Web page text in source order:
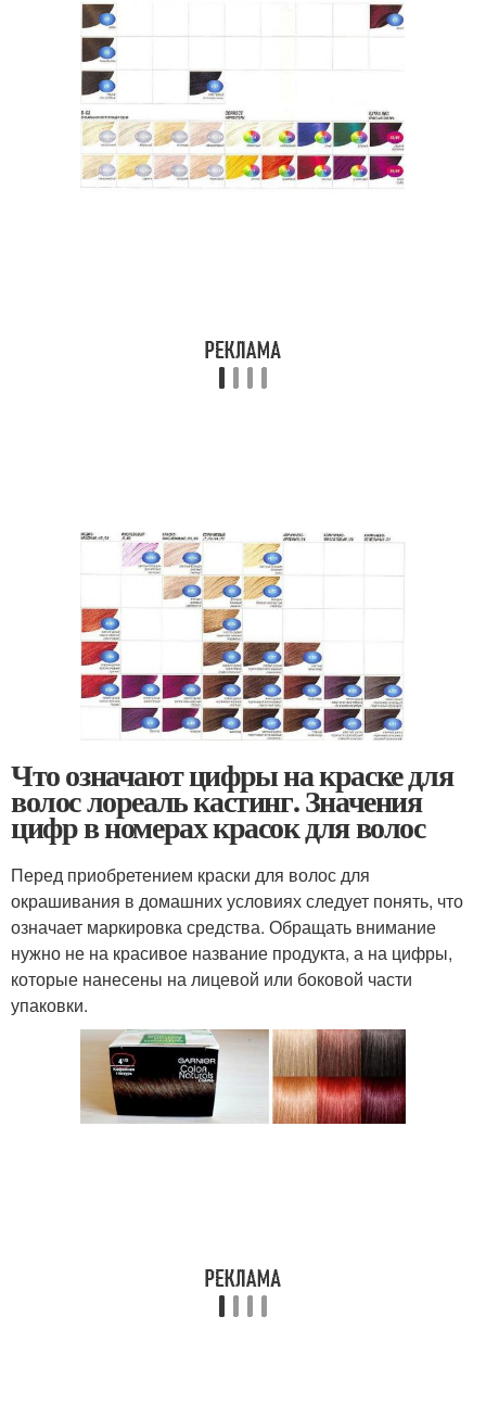
Что означают цифры на краске для
волос лореаль кастинг. Значения
цифр в номерах красок для волос
Перед приобретением краски для волос для
окрашивания в домашних условиях следует понять, что
означает маркировка средства. Обращать внимание
нужно не на красивое название продукта, а на цифры,
которые нанесены на лицевой или боковой части
упаковки.